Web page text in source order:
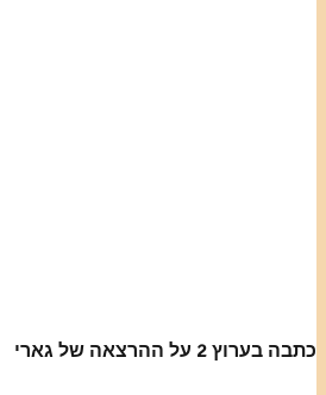
כתבה בערוץ 2 על ההרצאה של גארי